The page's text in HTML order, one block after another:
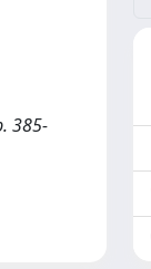
385-